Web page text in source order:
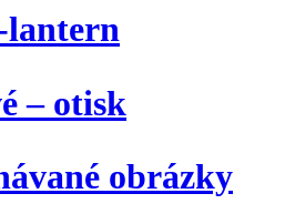
lantern
– otisk
obrázky